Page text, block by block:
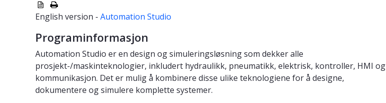
English version - Automation Studio
Programinformasjon
Automation Studio er en design og simuleringsløsning som dekker alle
prosjekt-/maskinteknologier, inkludert hydraulikk, pneumatikk, elektrisk, kontroller, HMI og
kommunikasjon. Det er mulig å kombinere disse ulike teknologiene for å designe,
dokumentere og simulere komplette systemer.